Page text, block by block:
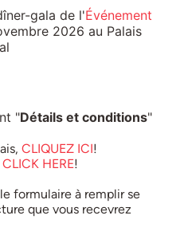
gala de l'Événement
2026 au Palais
"Détails et conditions"
CLIQUEZ ICI!
CLICK HERE!
le formulaire à remplir se
que vous recevrez